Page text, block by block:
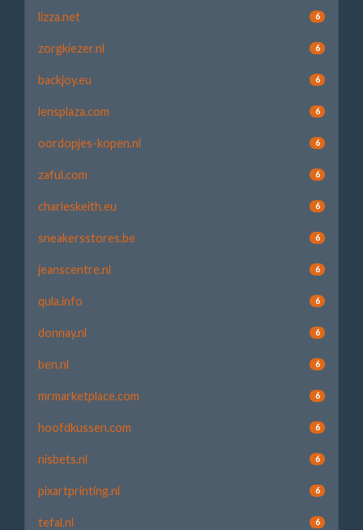
lizza.net 6
zorgkiezer.nl 6
backjoy.eu 6
lensplaza.com 6
oordopjes-kopen.nl 6
zaful.com 6
charleskeith.eu 6
sneakersstores.be 6
jeanscentre.nl 6
qula.info 6
donnay.nl 6
ben.nl 6
mrmarketplace.com 6
hoofdkussen.com 6
nisbets.nl 6
pixartprinting.nl 6
tefal.nl 6